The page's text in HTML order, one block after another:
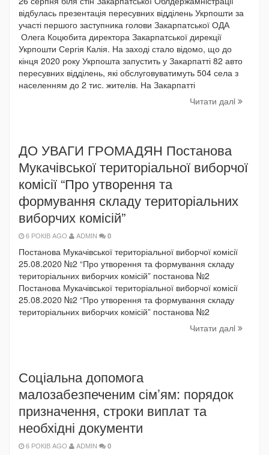
відбулась презентація пересувних відділень Укрпошти за
участі першого заступника голови Закарпатської ОДА
Олега Коцюбита директора Закарпатської дирекції
Укрпошти Сергія Калія. На заході стало відомо, що до
кінця 2020 року Укрпошта запустить у Закарпатті 82 авто
пересувних відділень, які обслуговуватимуть 504 села з
населенням до 2 тис. жителів. На Закарпатті
Читати далi
ДО УВАГИ ГРОМАДЯН Постанова
Мукачівської територіальної виборчої
комісії “Про утворення та
формування складу територіальних
виборчих комісій”
6 РОКІВ AGO ADMIN 0
Постанова Мукачівської територіальної виборчої комісії
25.08.2020 №2 “Про утворення та формування складу
територіальних виборчих комісій” постанова №2
Постанова Мукачівської територіальної виборчої комісії
25.08.2020 №2 “Про утворення та формування складу
територіальних виборчих комісій” постанова №2
Читати далi
Соціальна допомога
малозабезпеченим сім’ям: порядок
призначення, строки виплат та
необхідні документи
6 РОКІВ AGO ADMIN 0